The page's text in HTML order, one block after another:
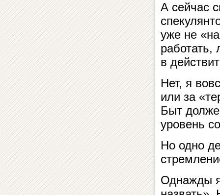
А сейчас
уже не
работать,
в
Нет, я
или за
Быт
уровень
Но одно
Однажды